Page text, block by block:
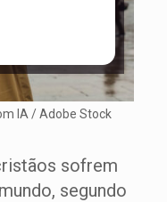
IA / Adobe Stock
sofrem
segundo